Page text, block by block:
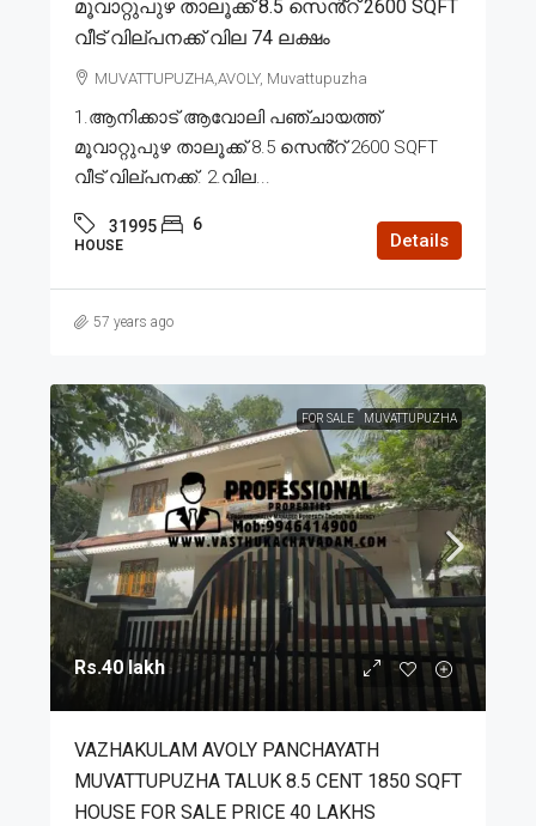
മൂവാറ്റുപുഴ താലൂക്ക് 8.5 സെൻ്റ് 2600 SQFT
വീട് വില്പനക്ക് വില 74 ലക്ഷം
MUVATTUPUZHA,AVOLY, Muvattupuzha
1.ആനിക്കാട് ആവോലി പഞ്ചായത്ത്
മൂവാറ്റുപുഴ താലൂക്ക് 8.5 സെൻ്റ് 2600 SQFT
വീട് വില്പനക്ക്. 2.വില...
31995 6
HOUSE Details
57 years ago
FOR SALE MUVATTUPUZHA
Rs.40 lakh
VAZHAKULAM AVOLY PANCHAYATH
MUVATTUPUZHA TALUK 8.5 CENT 1850 SQFT
HOUSE FOR SALE PRICE 40 LAKHS